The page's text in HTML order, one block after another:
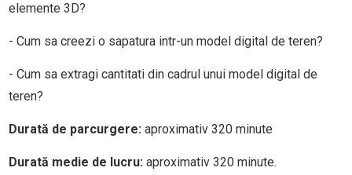
elemente 3D?
- Cum sa creezi o sapatura intr-un model digital de teren?
- Cum sa extragi cantitati din cadrul unui model digital de
teren?
Durată de parcurgere:aproximativ 320 minute
Durată medie de lucru:aproximativ 320 minute.